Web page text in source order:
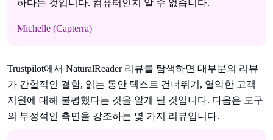
하다는 것입니다. 컴퓨터인지 알 수 없습니다.
Michelle (Capterra)
Trustpilot에서 NaturalReader 리뷰를 탐색하면 대부분의 리뷰
가 간헐적인 결함, 읽는 동안 텍스트 건너뛰기, 열악한 고객
지원에 대해 불평했다는 것을 알게 될 것입니다. 다음은 도구
의 부정적인 측면을 강조하는 몇 가지 리뷰입니다.